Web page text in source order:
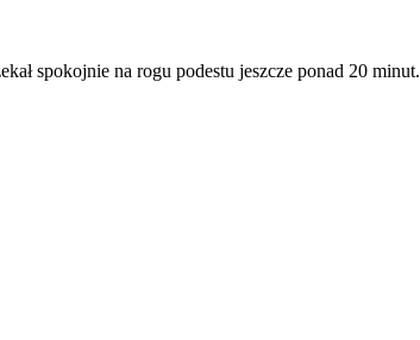
spokojnie na rogu podestu jeszcze ponad 20 minut.